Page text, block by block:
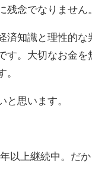
念でなりません
済知識と理性的な
す。大切なお金を
。
思います。
以上継続中。だか